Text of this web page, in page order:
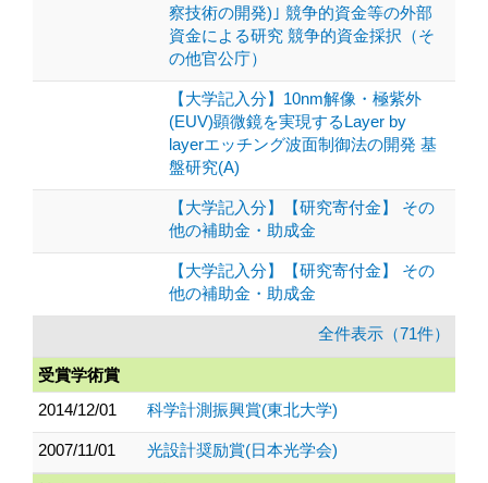
察技術の開発)｣ 競争的資金等の外部
資金による研究 競争的資金採択（そ
の他官公庁）
【大学記入分】10nm解像・極紫外
(EUV)顕微鏡を実現するLayer by
layerエッチング波面制御法の開発 基
盤研究(A)
【大学記入分】【研究寄付金】 その
他の補助金・助成金
【大学記入分】【研究寄付金】 その
他の補助金・助成金
全件表示（71件）
受賞学術賞
2014/12/01
科学計測振興賞(東北大学)
2007/11/01 光設計奨励賞(日本光学会)